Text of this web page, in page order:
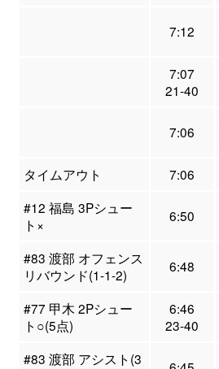
7:12
7:07
21-40
7:06
タイムアウト
7:06
#12 福島 3Pシュー
ト×
6:50
#83 渡部 オフェンス
リバウンド(1-1-2)
6:48
#77 甲木 2Pシュー
ト○(5点)
6:46
23-40
#83 渡部 アシスト(3